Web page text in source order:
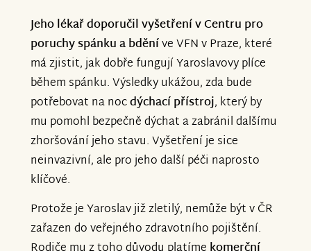
Jeho lékař doporučil vyšetření v Centru pro
poruchy spánku a bděníve VFN v Praze, které
má zjistit, jak dobře fungují Yaroslavovy plíce
během spánku. Výsledky ukážou, zda bude
potřebovat na nocdýchací přístroj, který by
mu pomohl bezpečně dýchat a zabránil dalšímu
zhoršování jeho stavu. Vyšetření je sice
neinvazivní, ale pro jeho další péči naprosto
klíčové.
Protože je Yaroslav již zletilý, nemůže být v ČR
zařazen do veřejného zdravotního pojištění.